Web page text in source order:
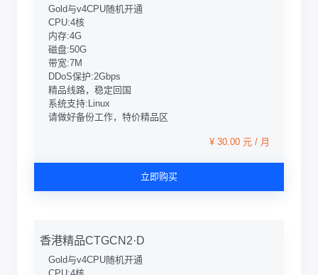
Gold与v4CPU随机开通
CPU:4核
内存:4G
磁盘:50G
带宽:7M
DDoS保护:2Gbps
精品线路，稳定回国
系统支持:Linux
请做好备份工作，特价精品区
¥ 30.00 元 / 月
立即购买
香港精品CTGCN2·D
Gold与v4CPU随机开通